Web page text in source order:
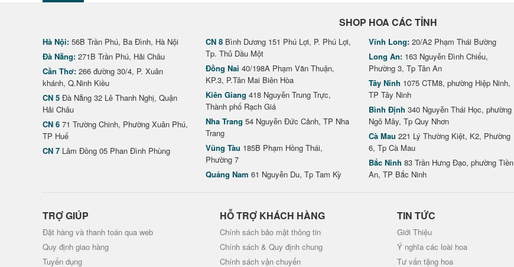
SHOP HOA CÁC TỈNH
Hà Nội: 56B Trần Phú, Ba Đình, Hà Nội
Đà Nẵng: 271B Trần Phú, Hải Châu
Cần Thơ: 266 đường 30/4, P. Xuân
khánh, Q.Ninh Kiều
CN 5 Đà Nẵng 32 Lê Thanh Nghị, Quận
Hải Châu
CN 6 71 Trường Chinh, Phường Xuân Phú,
TP Huế
CN 7 Lâm Đồng 05 Phan Đình Phùng
CN 8 Bình Dương 151 Phú Lợi, P. Phú Lợi,
Tp. Thủ Dầu Một
Đồng Nai 40/198A Phạm Văn Thuận,
KP.3, P.Tân Mai Biên Hòa
Kiên Giang 418 Nguyễn Trung Trực,
Thành phố Rạch Giá
Nha Trang 54 Nguyễn Đức Cảnh, TP Nha
Trang
Vũng Tàu 185B Phạm Hồng Thái,
Phường 7
Quảng Nam 61 Nguyễn Du, Tp Tam Kỳ
Vĩnh Long: 20/A2 Phạm Thái Bường
Long An: 163 Nguyễn Đình Chiểu,
Phường 3, Tp Tân An
Tây Ninh 1075 CTM8, phường Hiệp Ninh,
TP Tây Ninh
Bình Định 340 Nguyễn Thái Học, phường
Ngô Mây, Tp Quy Nhơn
Cà Mau 221 Lý Thường Kiệt, K2, Phường
6, Tp Cà Mau
Bắc Ninh 83 Trần Hưng Đạo, phường Tiền
An, TP Bắc Ninh
TRỢ GIÚP
Đặt hàng và thanh toán qua web
Quy định giao hàng
Tuyển dụng
HỖ TRỢ KHÁCH HÀNG
Chính sách bảo mật thông tin
Chính sách & Quy định chung
Chính sách vận chuyển
TIN TỨC
Giới Thiệu
Ý nghĩa các loài hoa
Tư vấn tặng hoa